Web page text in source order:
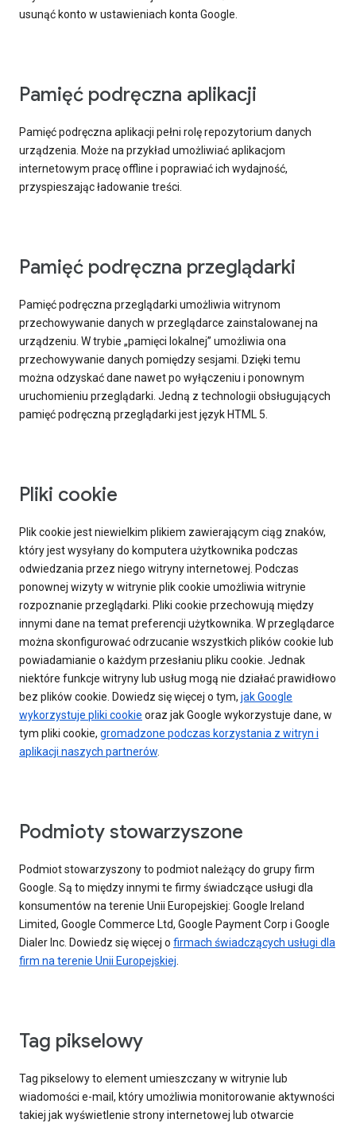
usunąć konto w ustawieniach konta Google.
Pamięć podręczna aplikacji
Pamięć podręczna aplikacji pełni rolę repozytorium danych
urządzenia. Może na przykład umożliwiać aplikacjom
internetowym pracę offline i poprawiać ich wydajność,
przyspieszając ładowanie treści.
Pamięć podręczna przeglądarki
Pamięć podręczna przeglądarki umożliwia witrynom
przechowywanie danych w przeglądarce zainstalowanej na
urządzeniu. W trybie „pamięci lokalnej” umożliwia ona
przechowywanie danych pomiędzy sesjami. Dzięki temu
można odzyskać dane nawet po wyłączeniu i ponownym
uruchomieniu przeglądarki. Jedną z technologii obsługujących
pamięć podręczną przeglądarki jest język HTML 5.
Pliki cookie
Plik cookie jest niewielkim plikiem zawierającym ciąg znaków,
który jest wysyłany do komputera użytkownika podczas
odwiedzania przez niego witryny internetowej. Podczas
ponownej wizyty w witrynie plik cookie umożliwia witrynie
rozpoznanie przeglądarki. Pliki cookie przechowują między
innymi dane na temat preferencji użytkownika. W przeglądarce
można skonfigurować odrzucanie wszystkich plików cookie lub
powiadamianie o każdym przesłaniu pliku cookie. Jednak
niektóre funkcje witryny lub usług mogą nie działać prawidłowo
bez plików cookie. Dowiedz się więcej o tym, jak Google
wykorzystuje pliki cookie oraz jak Google wykorzystuje dane, w
tym pliki cookie, gromadzone podczas korzystania z witryn i
aplikacji naszych partnerów.
Podmioty stowarzyszone
Podmiot stowarzyszony to podmiot należący do grupy firm
Google. Są to między innymi te firmy świadczące usługi dla
konsumentów na terenie Unii Europejskiej: Google Ireland
Limited, Google Commerce Ltd, Google Payment Corp i Google
Dialer Inc. Dowiedz się więcej o firmach świadczących usługi dla
firm na terenie Unii Europejskiej.
Tag pikselowy
Tag pikselowy to element umieszczany w witrynie lub
wiadomości e-mail, który umożliwia monitorowanie aktywności
takiej jak wyświetlenie strony internetowej lub otwarcie